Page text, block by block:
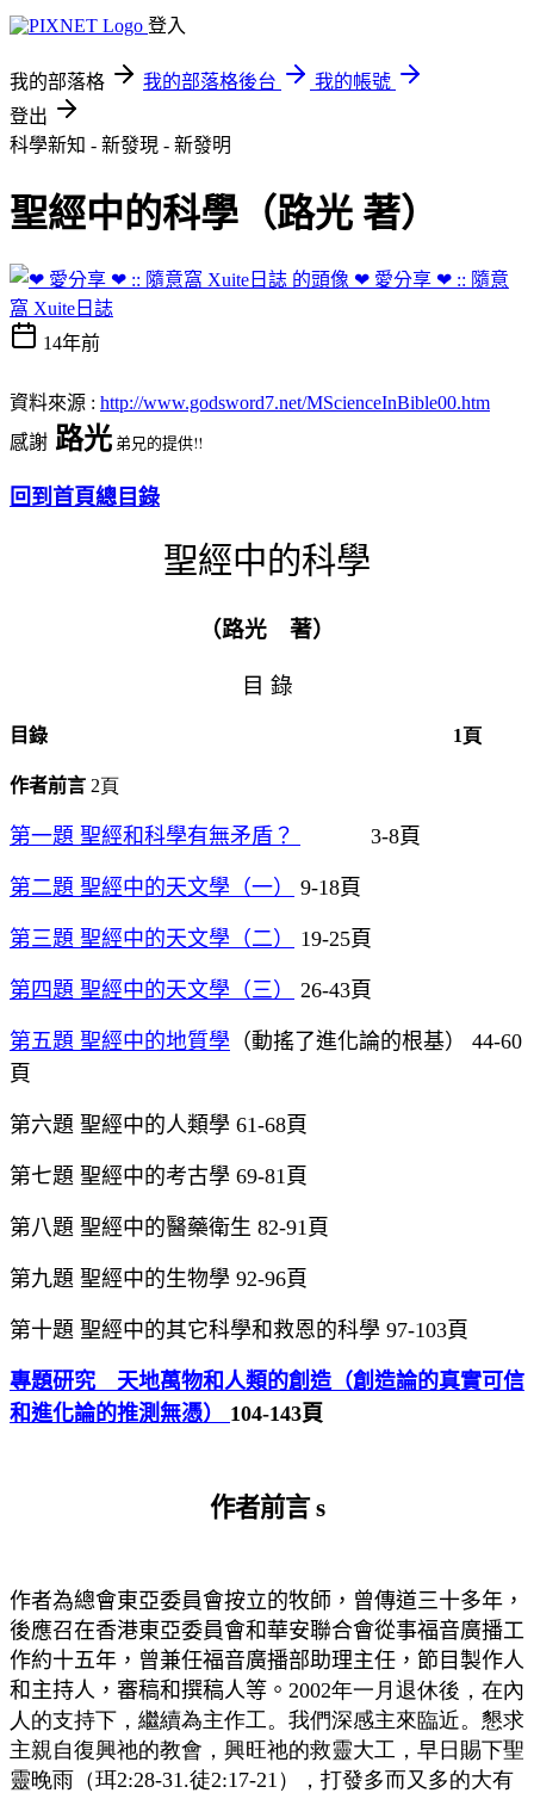
登入
我的部落格 我的部落格後台
我的帳號
登出
科學新知 - 新發現 - 新發明
聖經中的科學（路光 著）
❤ 愛分享 ❤ :: 隨意
窩 Xuite日誌
14年前
資料來源 : http://www.godsword7.net/MScienceInBible00.htm
感謝 路光 弟兄的提供!!
回到首頁總目錄
聖經中的科學
（路光 著）
目 錄
目錄 1頁
作者前言 2頁
第一題 聖經和科學有無矛盾？ 3-8頁
第二題 聖經中的天文學（一） 9-18頁
第三題 聖經中的天文學（二） 19-25頁
第四題 聖經中的天文學（三） 26-43頁
第五題 聖經中的地質學 （動搖了進化論的根基）
44-60
頁
第六題 聖經中的人類學 61-68頁
第七題 聖經中的考古學 69-81 頁
第八題 聖經中的醫藥衛生 82-91 頁
第九題 聖經中的生物學 92-96頁
第十題 聖經中的其它科學和救恩的科學 97-103頁
專題研究 天地萬物和人類的創造（創造論的真實可信
和進化論的推測無憑）
104-143頁
作者前言s
作者為總會東亞委員會按立的牧師，曾傳道三十多年，
後應召在香港東亞委員會和華安聯合會從事福音廣播工
作約十五年，曾兼任福音廣播部助理主任，節目製作人
和主持人，審稿和撰稿人等。 2002年一月退休後，在內
人的支持下，繼續為主作工。我們深感主來臨近。懇求
主親自復興祂的教會，興旺祂的救靈大工，早日賜下聖
靈晚雨（珥2:28-31.徒2:17-21），打發多而又多的大有